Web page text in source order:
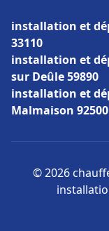
installation et
33110
installation et
sur Deûle 59890
installation et
Malmaison 92500
© 2026